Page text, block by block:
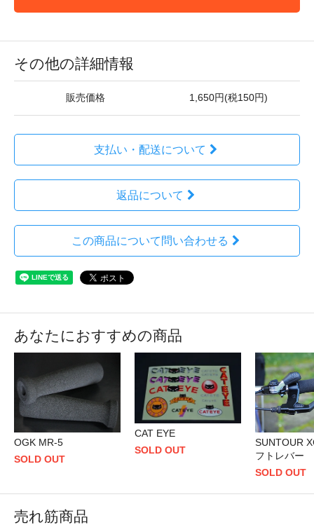
その他の詳細情報
販売価格 1,650円(税150円)
支払い・配送について
返品について
この商品について問い合わせる
あなたにおすすめの商品
OGK MR-5
SOLD OUT
CAT EYE
SOLD OUT
SUNTOUR
フトレバー
SOLD OUT
売れ筋商品